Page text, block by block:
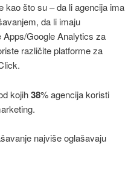
kao što su – da li agencija ima
da li imaju
Apps/Google Analytics za
različite platforme za
kojih38% agencija koristi
najviše oglašavaju